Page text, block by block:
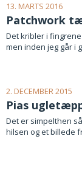
13. MARTS 2016
Patchwork
Det kribler i
men inden jeg går i
2. DECEMBER 2015
Pias
Det er simpelthen
hilsen og et billede